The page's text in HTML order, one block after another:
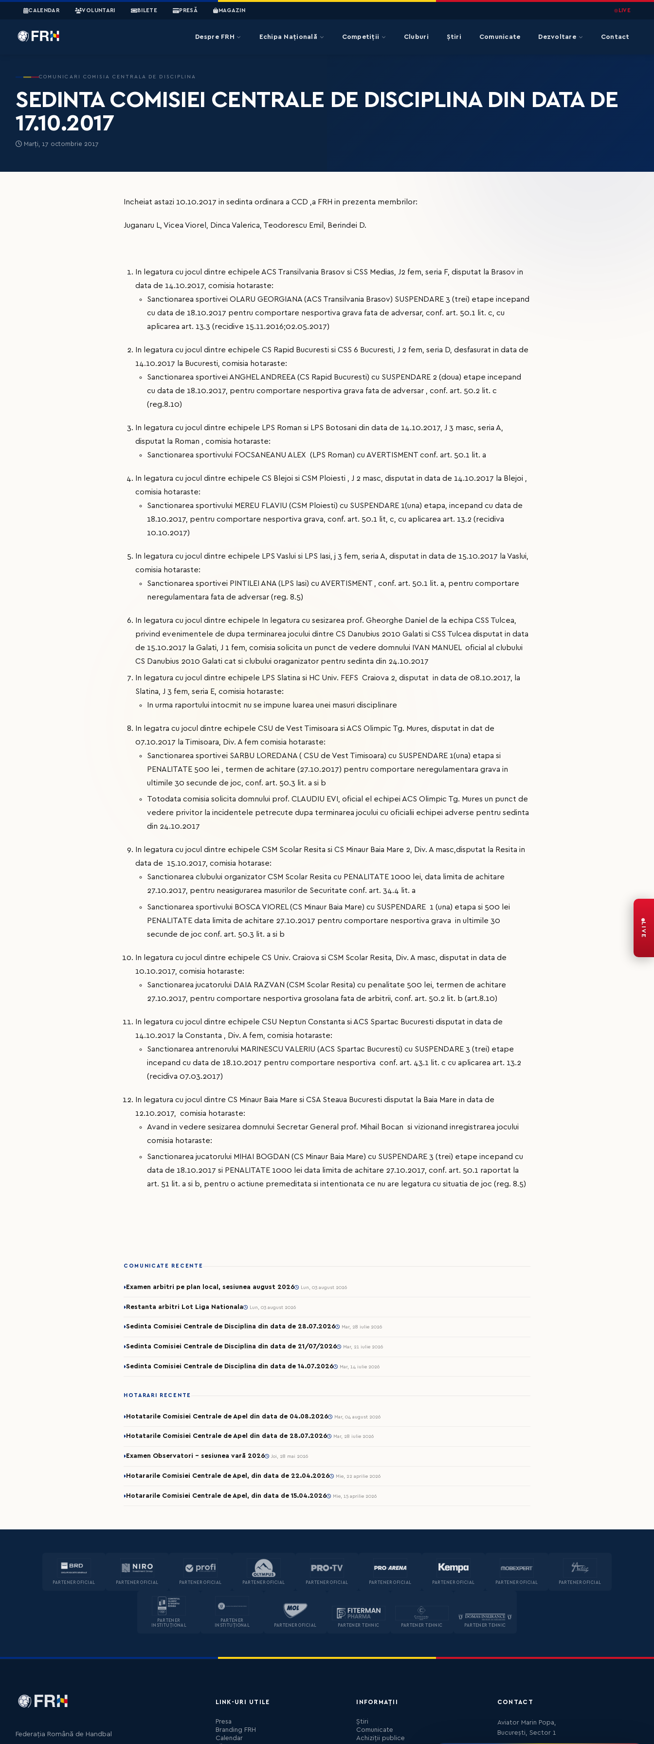
CALENDAR VOLUNTARI BILETE PRESĂ MAGAZIN LIVE
Despre FRH Echipa Națională Competiții Cluburi Știri Comunicate Dezvoltare Contact
COMUNICARI COMISIA CENTRALA DE DISCIPLINA
SEDINTA COMISIEI CENTRALE DE DISCIPLINA DIN DATA DE
17.10.2017
Marți, 17 octombrie 2017
Incheiat astazi 10.10.2017 in sedinta ordinara a CCD ,a FRH in prezenta membrilor:
Juganaru L, Vicea Viorel, Dinca Valerica, Teodorescu Emil, Berindei D.
In legatura cu jocul dintre echipele ACS Transilvania Brasov si CSS Medias, J2 fem, seria F, disputat la Brasov in
data de 14.10.2017, comisia hotaraste:
Sanctionarea sportivei OLARU GEORGIANA (ACS Transilvania Brasov) SUSPENDARE 3 (trei) etape incepand
cu data de 18.10.2017 pentru comportare nesportiva grava fata de adversar, conf. art. 50.1 lit. c, cu
aplicarea art. 13.3 (recidive 15.11.2016;02.05.2017)
In legatura cu jocul dintre echipele CS Rapid Bucuresti si CSS 6 Bucuresti, J 2 fem, seria D, desfasurat in data de
14.10.2017 la Bucuresti, comisia hotaraste:
Sanctionarea sportivei ANGHEL ANDREEA (CS Rapid Bucuresti) cu SUSPENDARE 2 (doua) etape incepand
cu data de 18.10.2017, pentru comportare nesportiva grava fata de adversar , conf. art. 50.2 lit. c
(reg.8.10)
In legatura cu jocul dintre echipele LPS Roman si LPS Botosani din data de 14.10.2017, J 3 masc, seria A,
disputat la Roman , comisia hotaraste:
Sanctionarea sportivului FOCSANEANU ALEX (LPS Roman) cu AVERTISMENT conf. art. 50.1 lit. a
In legatura cu jocul dintre echipele CS Blejoi si CSM Ploiesti , J 2 masc, disputat in data de 14.10.2017 la Blejoi ,
comisia hotaraste:
Sanctionarea sportivului MEREU FLAVIU (CSM Ploiesti) cu SUSPENDARE 1(una) etapa, incepand cu data de
18.10.2017, pentru comportare nesportiva grava, conf. art. 50.1 lit, c, cu aplicarea art. 13.2 (recidiva
10.10.2017)
In legatura cu jocul dintre echipele LPS Vaslui si LPS Iasi, j 3 fem, seria A, disputat in data de 15.10.2017 la Vaslui,
comisia hotaraste:
Sanctionarea sportivei PINTILEI ANA (LPS Iasi) cu AVERTISMENT , conf. art. 50.1 lit. a, pentru comportare
neregulamentara fata de adversar (reg. 8.5)
In legatura cu jocul dintre echipele In legatura cu sesizarea prof. Gheorghe Daniel de la echipa CSS Tulcea,
privind evenimentele de dupa terminarea jocului dintre CS Danubius 2010 Galati si CSS Tulcea disputat in data
de 15.10.2017 la Galati, J 1 fem, comisia solicita un punct de vedere domnului IVAN MANUEL oficial al clubului
CS Danubius 2010 Galati cat si clubului oraganizator pentru sedinta din 24.10.2017
In legatura cu jocul dintre echipele LPS Slatina si HC Univ. FEFS Craiova 2, disputat in data de 08.10.2017, la
Slatina, J 3 fem, seria E, comisia hotaraste:
In urma raportului intocmit nu se impune luarea unei masuri disciplinare
In legatra cu jocul dintre echipele CSU de Vest Timisoara si ACS Olimpic Tg. Mures, disputat in dat de
07.10.2017 la Timisoara, Div. A fem comisia hotaraste:
Sanctionarea sportivei SARBU LOREDANA ( CSU de Vest Timisoara) cu SUSPENDARE 1(una) etapa si
PENALITATE 500 lei , termen de achitare (27.10.2017) pentru comportare neregulamentara grava in
ultimile 30 secunde de joc, conf. art. 50.3 lit. a si b
Totodata comisia solicita domnului prof. CLAUDIU EVI, oficial el echipei ACS Olimpic Tg. Mures un punct de
vedere privitor la incidentele petrecute dupa terminarea jocului cu oficialii echipei adverse pentru sedinta
din 24.10.2017
In legatura cu jocul dintre echipele CSM Scolar Resita si CS Minaur Baia Mare 2, Div. A masc,disputat la Resita in
data de 15.10.2017, comisia hotarase:
Sanctionarea clubului organizator CSM Scolar Resita cu PENALITATE 1000 lei, data limita de achitare
27.10.2017, pentru neasigurarea masurilor de Securitate conf. art. 34.4 lit. a
Sanctionarea sportivului BOSCA VIOREL (CS Minaur Baia Mare) cu SUSPENDARE 1 (una) etapa si 500 lei
PENALITATE data limita de achitare 27.10.2017 pentru comportare nesportiva grava in ultimile 30
secunde de joc conf. art. 50.3 lit. a si b
In legatura cu jocul dintre echipele CS Univ. Craiova si CSM Scolar Resita, Div. A masc, disputat in data de
10.10.2017, comisia hotaraste:
Sanctionarea jucatorului DAIA RAZVAN (CSM Scolar Resita) cu penalitate 500 lei, termen de achitare
27.10.2017, pentru comportare nesportiva grosolana fata de arbitrii, conf. art. 50.2 lit. b (art.8.10)
In legatura cu jocul dintre echipele CSU Neptun Constanta si ACS Spartac Bucuresti disputat in data de
14.10.2017 la Constanta , Div. A fem, comisia hotaraste:
Sanctionarea antrenorului MARINESCU VALERIU (ACS Spartac Bucuresti) cu SUSPENDARE 3 (trei) etape
incepand cu data de 18.10.2017 pentru comportare nesportiva conf. art. 43.1 lit. c cu aplicarea art. 13.2
(recidiva 07.03.2017)
In legatura cu jocul dintre CS Minaur Baia Mare si CSA Steaua Bucuresti disputat la Baia Mare in data de
12.10.2017, comisia hotaraste:
Avand in vedere sesizarea domnului Secretar General prof. Mihail Bocan si vizionand inregistrarea jocului
comisia hotaraste:
Sanctionarea jucatorului MIHAI BOGDAN (CS Minaur Baia Mare) cu SUSPENDARE 3 (trei) etape incepand cu
data de 18.10.2017 si PENALITATE 1000 lei data limita de achitare 27.10.2017, conf. art. 50.1 raportat la
art. 51 lit. a si b, pentru o actiune premeditata si intentionata ce nu are legatura cu situatia de joc (reg. 8.5)
COMUNICATE RECENTE
Examen arbitri pe plan local, sesiunea august 2026 Lun, 03 august 2026
Restanta arbitri Lot Liga Nationala Lun, 03 august 2026
Sedinta Comisiei Centrale de Disciplina din data de 28.07.2026 Mar, 28 iulie 2026
Sedinta Comisiei Centrale de Disciplina din data de 21/07/2026 Mar, 21 iulie 2026
Sedinta Comisiei Centrale de Disciplina din data de 14.07.2026 Mar, 14 iulie 2026
HOTARARI RECENTE
Hotatarile Comisiei Centrale de Apel din data de 04.08.2026 Mar, 04 august 2026
Hotatarile Comisiei Centrale de Apel din data de 28.07.2026 Mar, 28 iulie 2026
Examen Observatori - sesiunea vară 2026 Joi, 28 mai 2026
Hotararile Comisiei Centrale de Apel, din data de 22.04.2026 Mie, 22 aprilie 2026
Hotararile Comisiei Centrale de Apel, din data de 15.04.2026 Mie, 15 aprilie 2026
PARTENER OFICIAL PARTENER OFICIAL PARTENER OFICIAL PARTENER OFICIAL PARTENER OFICIAL PARTENER OFICIAL PARTENER OFICIAL PARTENER OFICIAL PARTENER OFICIAL
PARTENER
INSTITUȚIONAL
PARTENER
INSTITUȚIONAL
PARTENER OFICIAL PARTENER TEHNIC PARTENER TEHNIC PARTENER TEHNIC
LIVE
Federația Română de Handbal
LINK-URI UTILE
Presa
Branding FRH
Calendar
INFORMAȚII
Știri
Comunicate
Achiziții publice
CONTACT
Aviator Marin Popa,
București, Sector 1